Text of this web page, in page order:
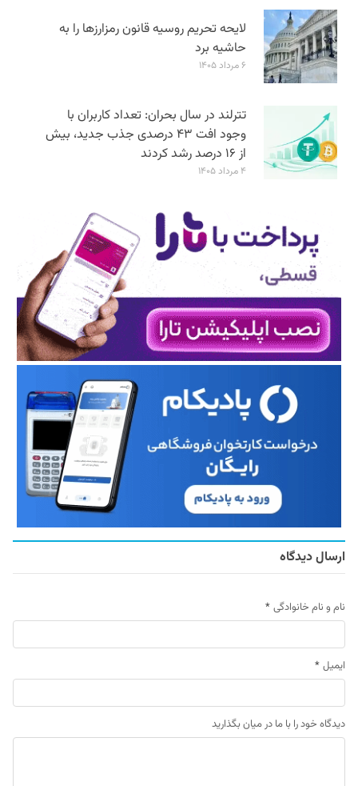
لایحه تحریم روسیه قانون رمزارزها را به
حاشیه برد
۶ مرداد ۱۴۰۵
تترلند در سال بحران: تعداد کاربران با
وجود افت ۴۳ درصدی جذب جدید، بیش
از ۱۶ درصد رشد کردند
۴ مرداد ۱۴۰۵
ارسال دیدگاه
نام و نام خانوادگی *
ایمیل *
دیدگاه خود را با ما در میان بگذارید